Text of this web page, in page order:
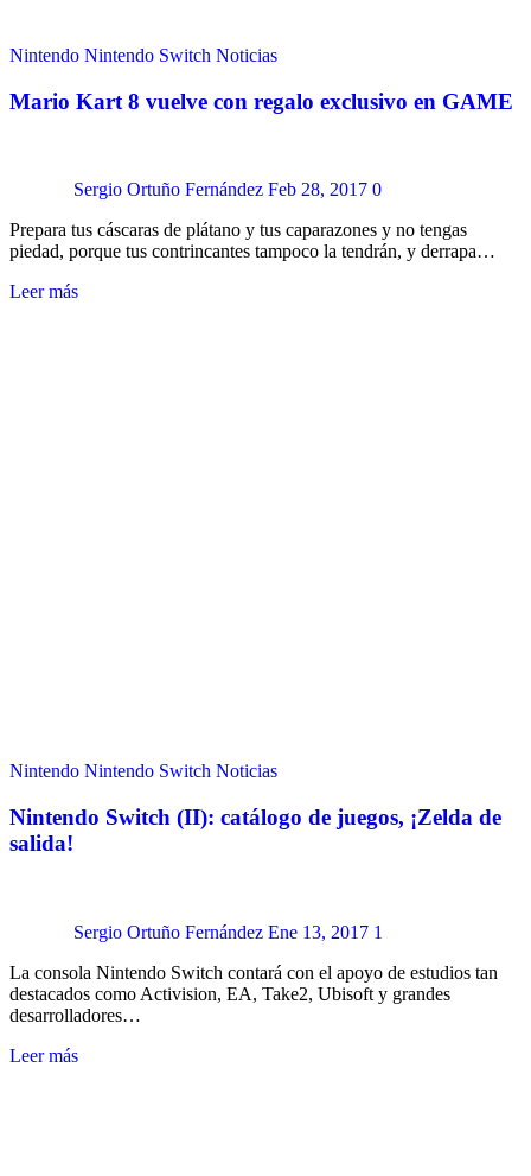
Nintendo Nintendo Switch Noticias
Mario Kart 8 vuelve con regalo exclusivo en GAME
Sergio Ortuño Fernández Feb 28, 2017 0
Prepara tus cáscaras de plátano y tus caparazones y no tengas
piedad, porque tus contrincantes tampoco la tendrán, y derrapa…
Leer más
Nintendo Nintendo Switch Noticias
Nintendo Switch (II): catálogo de juegos, ¡Zelda de
salida!
Sergio Ortuño Fernández Ene 13, 2017 1
La consola Nintendo Switch contará con el apoyo de estudios tan
destacados como Activision, EA, Take2, Ubisoft y grandes
desarrolladores…
Leer más